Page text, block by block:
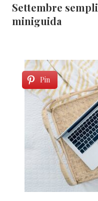
Settembre
miniguida
Pin